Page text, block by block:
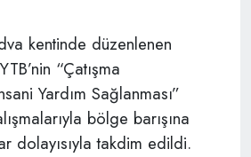
kentinde düzenlenen
“Çatışma
Yardım Sağlanması”
bölge barışına
dolayısıyla takdim edildi.